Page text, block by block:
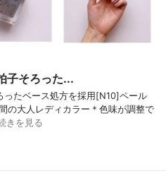
子そろった...
ったベース処方を採用[N10]ペール
の大人レディカラー＊色味が調整で
きを見る